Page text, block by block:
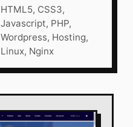
HTML5, CSS3,
Javascript, PHP,
Wordpress, Hosting,
Linux, Nginx